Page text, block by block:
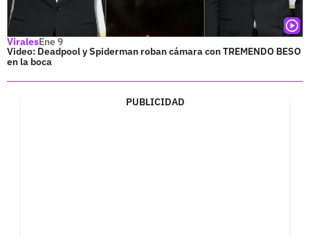
ViralesEne 9
Video: Deadpool y Spiderman roban cámara con TREMENDO BESO
en la boca
PUBLICIDAD